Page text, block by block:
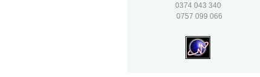
0374 043 340
0757 099 066